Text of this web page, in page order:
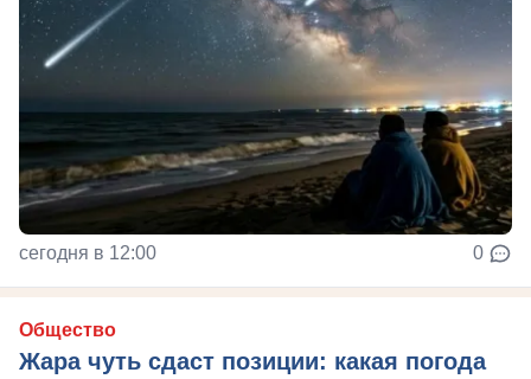
сегодня в 12:00 0
Общество
Жара чуть сдаст позиции: какая погода